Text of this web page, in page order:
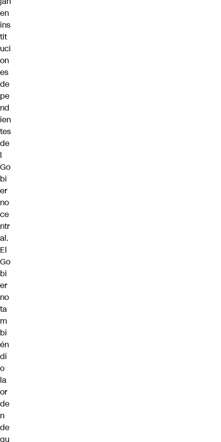
en
ins
tit
uci
on
es
de
pe
nd
ien
tes
de
l
Go
bi
er
no
ce
ntr
al.
El
Go
bi
er
no
ta
m
bi
én
di
o
la
or
de
n
de
qu